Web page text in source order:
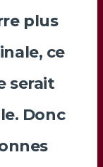
plus
ce
serait
Donc